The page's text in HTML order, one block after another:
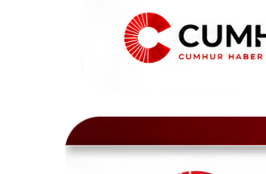
Yerel Yönetimler